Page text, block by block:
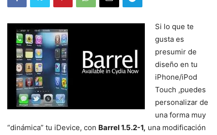
Si lo que te
gusta es
presumir de
diseño en tu
iPhone/iPod
Touch ,puedes
personalizar de
una forma muy
“dinámica” tu iDevice, con Barrel 1.5.2-1, una modificación